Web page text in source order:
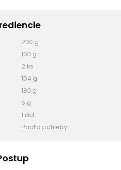
200 g
100 g
2 ks
104 g
180 g
6 g
1 dcl
Podľa potreby